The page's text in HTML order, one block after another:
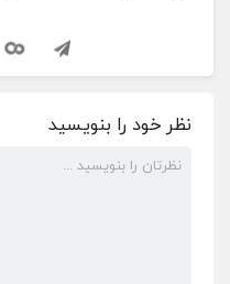
نظر خود را بنویسید